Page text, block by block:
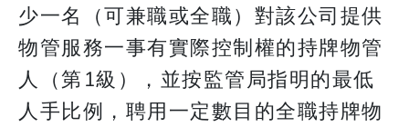
少一名（可兼職或全職）對該公司提供
物管服務一事有實際控制權的持牌物管
人（第1級），並按監管局指明的最低
人手比例，聘用一定數目的全職持牌物